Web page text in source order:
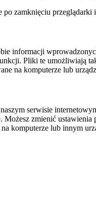
zamknięciu
informacji
Pliki te umożliwiają
na komputerze lub
serwisie
zmienić
komputerze lub innym